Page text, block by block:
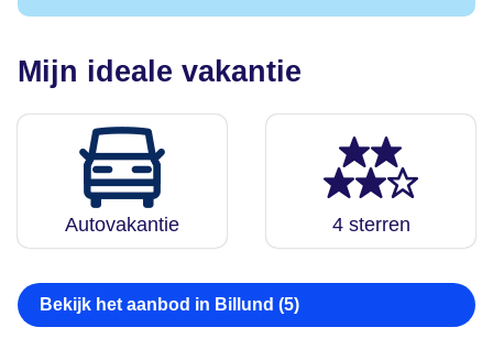
Mijn ideale vakantie
Autovakantie 4 sterren
Bekijk het aanbod in Billund (5)